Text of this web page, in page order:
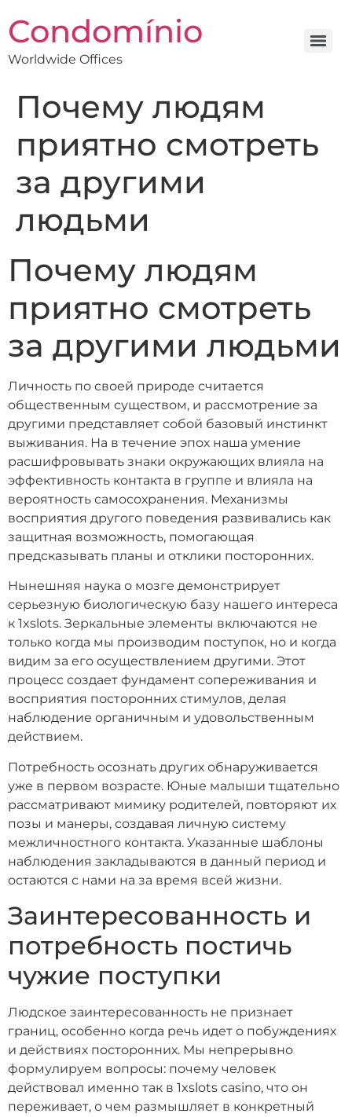
Condomínio
Worldwide Offices
Почему людям
приятно смотреть
за другими
людьми
Почему людям
приятно смотреть
за другими людьми
Личность по своей природе считается
общественным существом, и рассмотрение за
другими представляет собой базовый инстинкт
выживания. На в течение эпох наша умение
расшифровывать знаки окружающих влияла на
эффективность контакта в группе и влияла на
вероятность самосохранения. Механизмы
восприятия другого поведения развивались как
защитная возможность, помогающая
предсказывать планы и отклики посторонних.
Нынешняя наука о мозге демонстрирует
серьезную биологическую базу нашего интереса
к 1xslots. Зеркальные элементы включаются не
только когда мы производим поступок, но и когда
видим за его осуществлением другими. Этот
процесс создает фундамент сопереживания и
восприятия посторонних стимулов, делая
наблюдение органичным и удовольственным
действием.
Потребность осознать других обнаруживается
уже в первом возрасте. Юные малыши тщательно
рассматривают мимику родителей, повторяют их
позы и манеры, создавая личную систему
межличностного контакта. Указанные шаблоны
наблюдения закладываются в данный период и
остаются с нами на за время всей жизни.
Заинтересованность и
потребность постичь
чужие поступки
Людское заинтересованность не признает
границ, особенно когда речь идет о побуждениях
и действиях посторонних. Мы непрерывно
формулируем вопросы: почему человек
действовал именно так в 1xslots casino, что он
переживает, о чем размышляет в конкретный